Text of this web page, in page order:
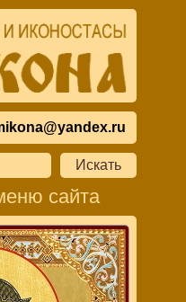
сайта